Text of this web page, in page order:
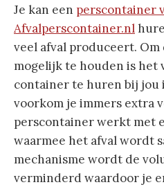
Je kan een perscontainer
Afvalperscontainer.nl
veel afval produceert.
mogelijk te houden is het
container te huren bij jou
voorkom je immers extra
perscontainer werkt met
waarmee het afval wordt
mechanisme wordt de
verminderd waardoor je